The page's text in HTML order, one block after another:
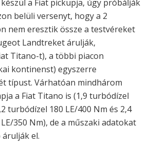
a Fiat pickupja, úgy próbálják
belüli versenyt, hogy a 2
nem eresztik össze a testvéreket
Landtreket árulják,
Titano-t), a többi piacon
kontinenst) egyszerre
típust. Várhatóan mindhárom
a Fiat Titano is (1,9 turbódízel
turbódízel 180 LE/400 Nm és 2,4
350 Nm), de a műszaki adatokat
árulják el.